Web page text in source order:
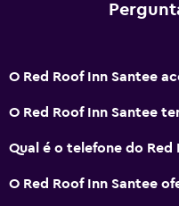
Vaso sanitário elevado
Banheira
Vaso sanitário
O Red Roof Inn Santee
O Red Roof Inn Santee
Qual é o telefone do Red
O Red Roof Inn Santee